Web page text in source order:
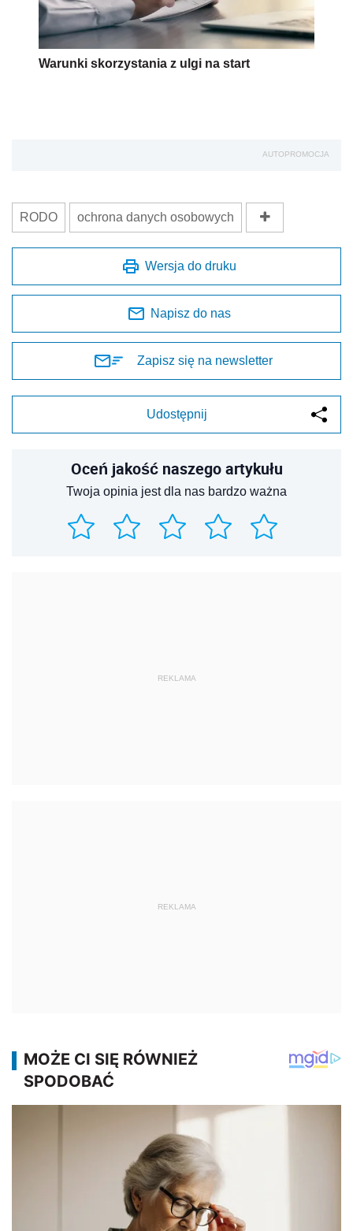
Warunki skorzystania z ulgi na start
AUTOPROMOCJA
RODO ochrona danych osobowych
Wersja do druku
Napisz do nas
Zapisz się na newsletter
Udostępnij
Oceń jakość naszego artykułu
Twoja opinia jest dla nas bardzo ważna
REKLAMA
REKLAMA